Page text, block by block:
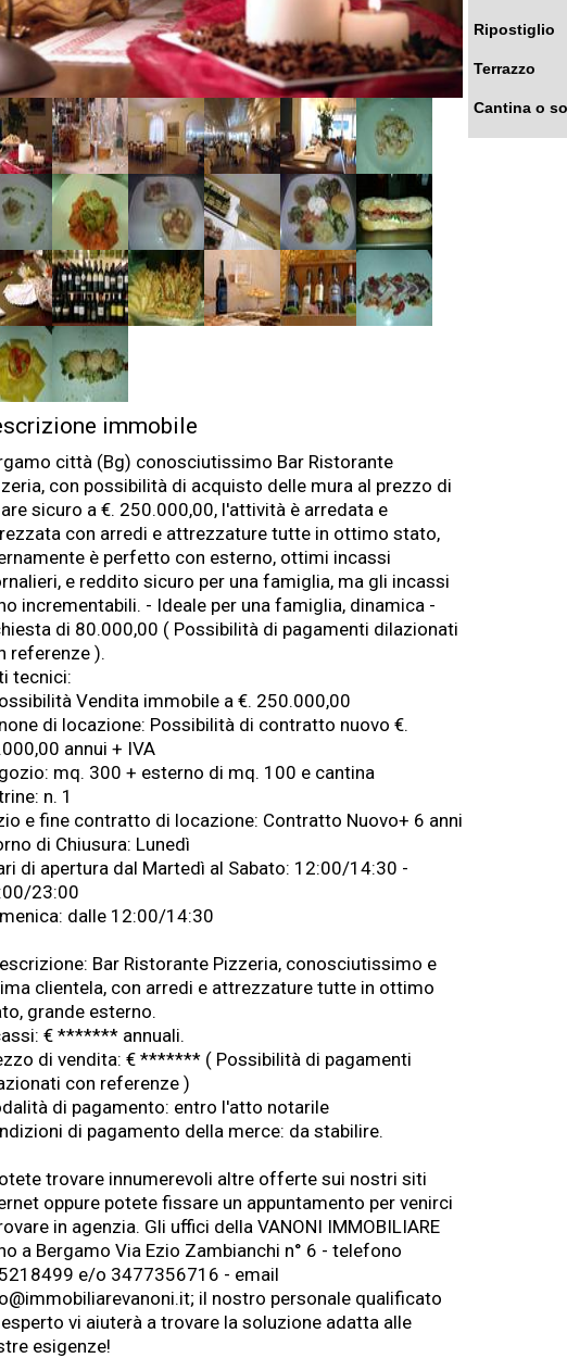
immobile
città (Bg) conosciutissimo Bar Ristorante
con possibilità di acquisto delle mura al prezzo di
sicuro a €. 250.000,00, l'attività è arredata e
con arredi e attrezzature tutte in ottimo stato,
è perfetto con esterno, ottimi incassi
e reddito sicuro per una famiglia, ma gli incassi
incrementabili. - Ideale per una famiglia, dinamica -
di 80.000,00 ( Possibilità di pagamenti dilazionati
referenze ).
tecnici:
Vendita immobile a €. 250.000,00
di locazione: Possibilità di contratto nuovo €.
annui + IVA
mq. 300 + esterno di mq. 100 e cantina
n. 1
e fine contratto di locazione: Contratto Nuovo+ 6 anni
di Chiusura: Lunedì
di apertura dal Martedì al Sabato: 12:00/14:30 -
23:00
dalle 12:00/14:30
Bar Ristorante Pizzeria, conosciutissimo e
clientela, con arredi e attrezzature tutte in ottimo
grande esterno.
€ ******* annuali.
di vendita: € ******* ( Possibilità di pagamenti
con referenze )
di pagamento: entro l'atto notarile
di pagamento della merce: da stabilire.
trovare innumerevoli altre offerte sui nostri siti
oppure potete fissare un appuntamento per venirci
in agenzia. Gli uffici della VANONI IMMOBILIARE
a Bergamo Via Ezio Zambianchi n° 6 - telefono
e/o 3477356716 - email
immobiliarevanoni.it; il nostro personale qualificato
vi aiuterà a trovare la soluzione adatta alle
esigenze!
Ripostiglio
Terrazzo
Cantina o